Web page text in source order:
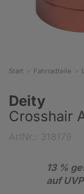
Start Fahrradteile
Deity
Crosshair
13 %
auf UVP